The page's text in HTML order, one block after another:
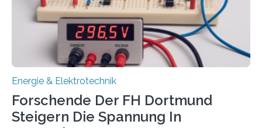
Mittelpunkt steht der direkte Wissenstransfer: Neue
wissenschaftliche Erkenntnisse sollen rasch in die
Energie & Elektrotechnik
Forschende Der FH Dortmund
Steigern Die Spannung In